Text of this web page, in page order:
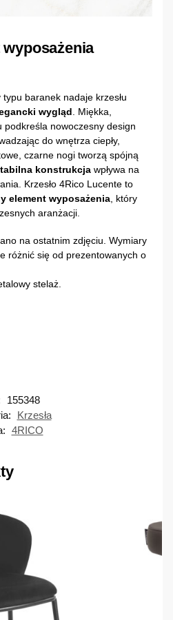
baranek nadaje krzesłu
wygląd . Miękka,
podkreśla nowoczesny design
do wnętrza ciepły,
czarne nogi tworzą spójną
konstrukcja wpływa na
Krzesło 4Rico Lucente to
element wyposażenia , który
aranżacji.
na ostatnim zdjęciu. Wymiary
różnić się od prezentowanych o
stelaż.
155348
Krzesła
4RICO